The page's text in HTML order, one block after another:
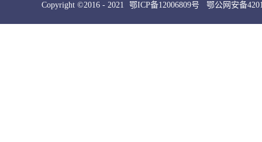
Copyright ©2016 - 2021 鄂ICP备12006809号 鄂公网安备